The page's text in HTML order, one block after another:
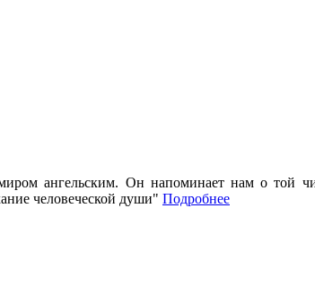
ангельским. Он напоминает нам о той
человеческой души" Подробнее